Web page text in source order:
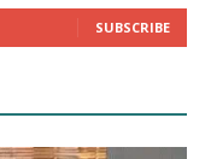
SUBSCRIBE